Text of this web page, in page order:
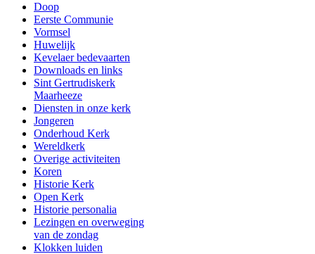
Doop
Eerste Communie
Vormsel
Huwelijk
Kevelaer bedevaarten
Downloads en links
Sint Gertrudiskerk
Maarheeze
Diensten in onze kerk
Jongeren
Onderhoud Kerk
Wereldkerk
Overige activiteiten
Koren
Historie Kerk
Open Kerk
Historie personalia
Lezingen en overweging
van de zondag
Klokken luiden